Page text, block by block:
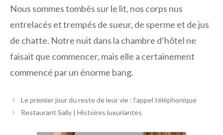
Nous sommes tombés sur le lit, nos corps nus
entrelacés et trempés de sueur, de sperme et de jus
de chatte. Notre nuit dans la chambre d’hôtel ne
faisait que commencer, mais elle a certainement
commencé par un énorme bang.
Navigation
des
Le premier jour du reste de leur vie : l’appel téléphonique
Restaurant Sally | Histoires luxuriantes